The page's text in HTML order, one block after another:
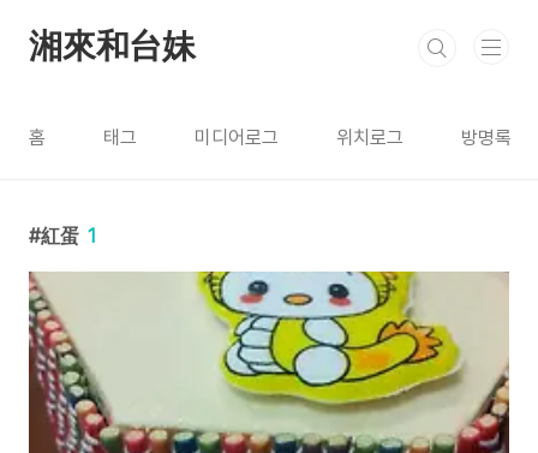
湘來和台妹
홈 태그 미디어로그 위치로그 방명록
紅蛋 1